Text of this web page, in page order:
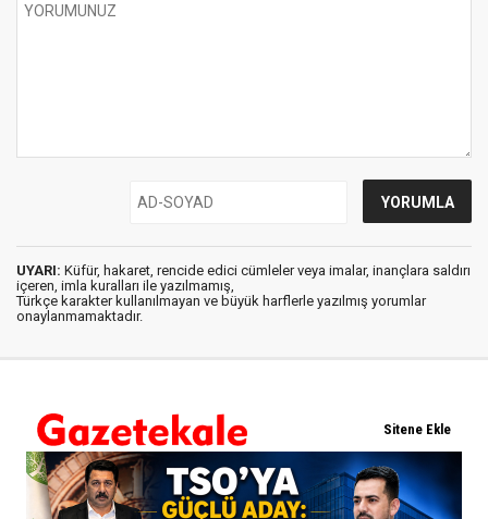
UYARI: Küfür, hakaret, rencide edici cümleler veya imalar, inançlara saldırı
içeren, imla kuralları ile yazılmamış,
Türkçe karakter kullanılmayan ve büyük harflerle yazılmış yorumlar
onaylanmamaktadır.